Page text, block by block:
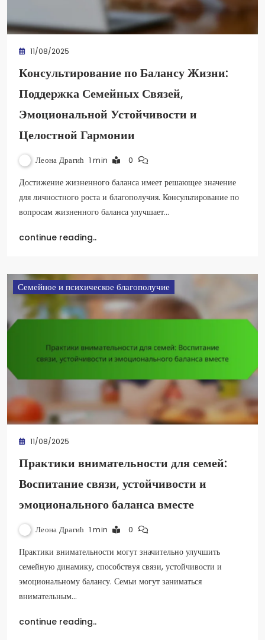
11/08/2025
Консультирование по Балансу Жизни:
Поддержка Семейных Связей,
Эмоциональной Устойчивости и
Целостной Гармонии
Леона Драгић 1 min 0
Достижение жизненного баланса имеет решающее значение
для личностного роста и благополучия. Консультирование по
вопросам жизненного баланса улучшает…
continue reading..
Семейное и психическое благополучие
11/08/2025
Практики внимательности для семей:
Воспитание связи, устойчивости и
эмоционального баланса вместе
Леона Драгић 1 min 0
Практики внимательности могут значительно улучшить
семейную динамику, способствуя связи, устойчивости и
эмоциональному балансу. Семьи могут заниматься
внимательным…
continue reading..